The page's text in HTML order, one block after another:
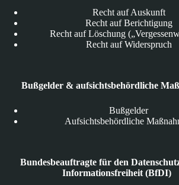
Recht auf Auskunft
Recht auf Berichtigung
Recht auf Löschung
Recht auf Widerspruch
Bußgelder & aufsichtsbehördliche
Bußgelder
Aufsichtsbehördliche
Bundesbeauftragte für den
Informationsfreiheit (BfDI)